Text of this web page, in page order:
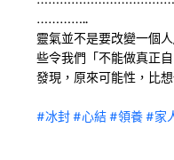
…………..
靈氣並不是要改變一個
些令我們「不能做真正
發現，原來可能性，比
#冰封#心結#領養#家